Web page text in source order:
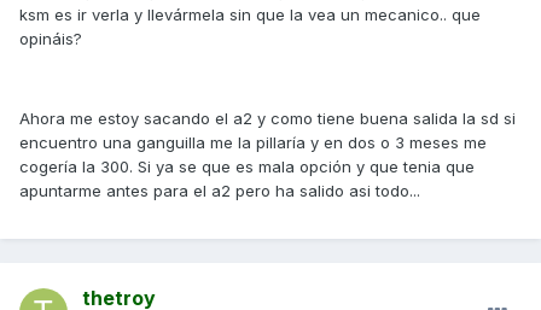
ksm es ir verla y llevármela sin que la vea un mecanico.. que
opináis?
Ahora me estoy sacando el a2 y como tiene buena salida la sd si
encuentro una ganguilla me la pillaría y en dos o 3 meses me
cogería la 300. Si ya se que es mala opción y que tenia que
apuntarme antes para el a2 pero ha salido asi todo...
thetroy